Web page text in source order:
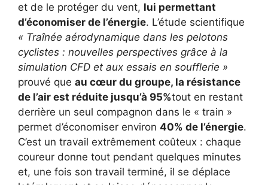
et de le protéger du vent, lui permettant
d’économiser de l’énergie. L’étude scientifique
« Traînée aérodynamique dans les pelotons
cyclistes : nouvelles perspectives grâce à la
simulation CFD et aux essais en soufflerie »
prouvé que au cœur du groupe, la résistance
de l’air est réduite jusqu’à 95%tout en restant
derrière un seul compagnon dans le « train »
permet d’économiser environ 40% de l’énergie.
C’est un travail extrêmement coûteux : chaque
coureur donne tout pendant quelques minutes
et, une fois son travail terminé, il se déplace